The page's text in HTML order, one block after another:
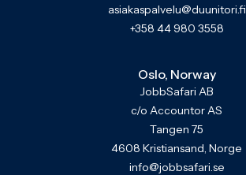
asiakaspalvelu@duunitori.fi
+358 44 980 3558
Oslo, Norway
JobbSafari AB
c/o Accountor AS
Tangen 75
4608 Kristiansand, Norge
info@jobbsafari.se